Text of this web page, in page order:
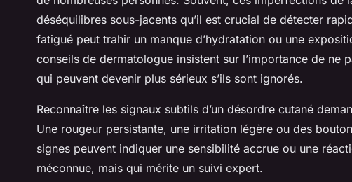
déséquilibres sous-jacents qu’il est crucial de détecter
fatigué peut trahir un manque d’hydratation ou une
conseils de dermatologue insistent sur l’importance de ne
qui peuvent devenir plus sérieux s’ils sont ignorés.
Reconnaître les signaux subtils d’un désordre cutané
Une rougeur persistante, une irritation légère ou des
signes peuvent indiquer une sensibilité accrue ou une
méconnue, mais qui mérite un suivi expert.